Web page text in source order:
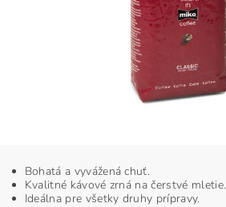
Bohatá a vyvážená chuť.
Kvalitné kávové zrná na čerstvé mletie.
Ideálna pre všetky druhy prípravy.